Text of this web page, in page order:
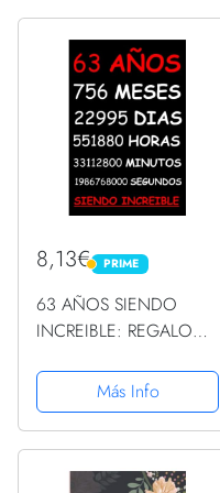
8,13€ PRIME
PRIME
63 AÑOS SIENDO
INCREIBLE: REGALO
AÑOS DE
CUMPLEAÑOS
ORIGINAL Y DIVERTIDO
Más Info